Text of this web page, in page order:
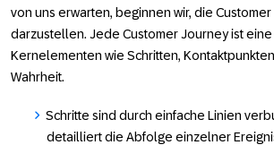
von uns erwarten, beginnen wir, die
darzustellen. Jede Customer Journey ist
Kernelementen wie Schritten, Kontaktpunkten
Wahrheit.
Schritte sind durch einfache Linien
detailliert die Abfolge einzelner